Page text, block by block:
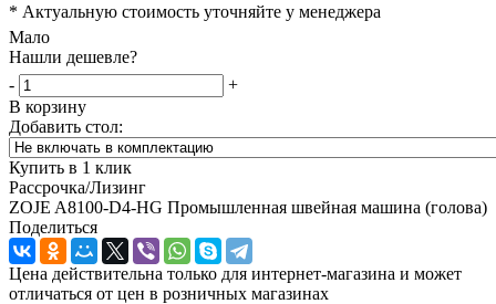
* Актуальную стоимость уточняйте у менеджера
Мало
Нашли дешевле?
-
+
В корзину
Добавить стол:
Купить в 1 клик
Рассрочка/Лизинг
ZOJE A8100-D4-HG Промышленная швейная машина (голова)
Поделиться
Цена действительна только для интернет-магазина и может
отличаться от цен в розничных магазинах